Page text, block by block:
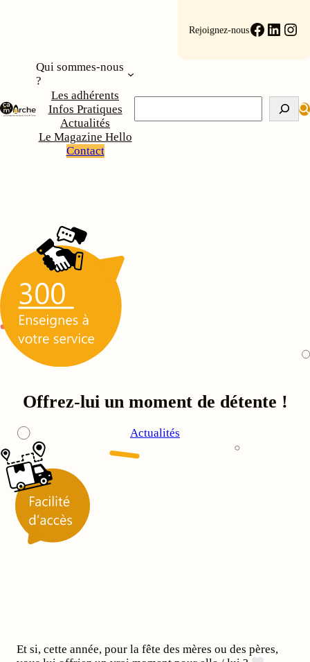
Rejoignez-nous
Qui sommes-nous
?
Les adhérents
Infos Pratiques
Actualités
Le Magazine Hello
Contact
Offrez-lui un moment de détente !
Actualités
Et si, cette année, pour la fête des mères ou des pères,